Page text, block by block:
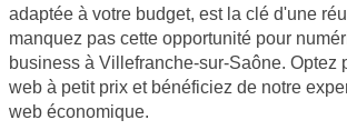
adaptée à votre budget, est la clé d'une
manquez pas cette opportunité pour
business à Villefranche-sur-Saône. Optez
web à petit prix et bénéficiez de notre
web économique.